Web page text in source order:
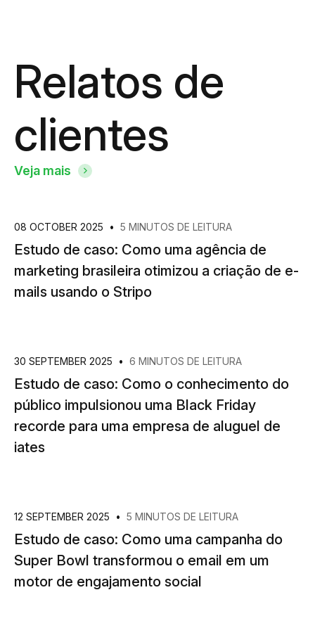
Relatos de
clientes
Veja mais
08 OCTOBER 2025 • 5 MINUTOS DE LEITURA
Estudo de caso: Como uma agência de
marketing brasileira otimizou a criação de e-
mails usando o Stripo
30 SEPTEMBER 2025 • 6 MINUTOS DE LEITURA
Estudo de caso: Como o conhecimento do
público impulsionou uma Black Friday
recorde para uma empresa de aluguel de
iates
12 SEPTEMBER 2025 • 5 MINUTOS DE LEITURA
Estudo de caso: Como uma campanha do
Super Bowl transformou o email em um
motor de engajamento social